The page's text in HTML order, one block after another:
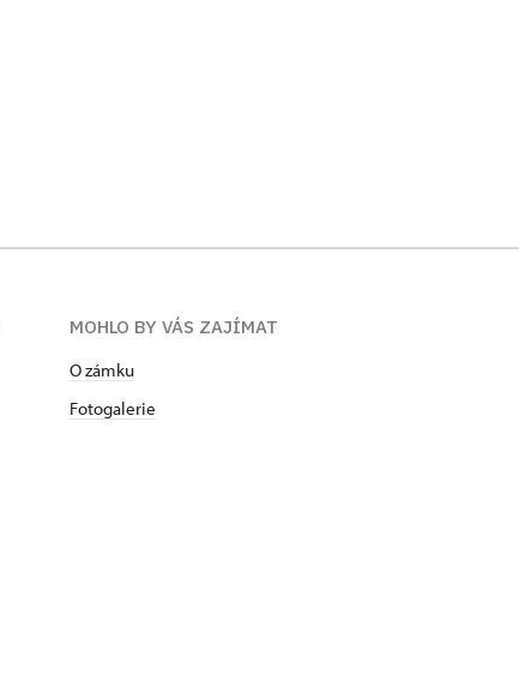
MOHLO BY VÁS ZAJÍMAT
O zámku
Fotogalerie